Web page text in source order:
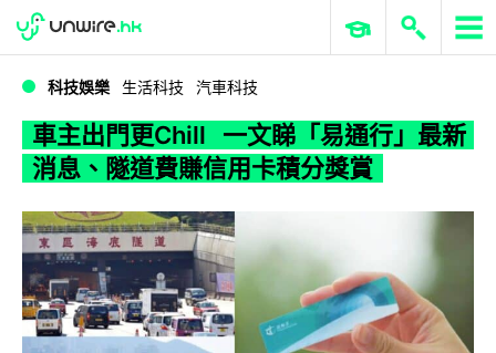
WWDC 2026 ERP 與商業 AI
科技娛樂 生活科技 汽車科技
車主出門更Chill 一文睇「易通行」最新
消息、隧道費賺信用卡積分獎賞